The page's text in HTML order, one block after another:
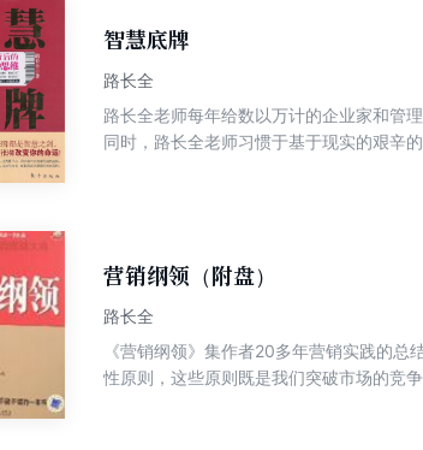
智慧底牌
路长全
路长全老师每年给数以万计的企业家和管
同时，路长全老师习惯于基于现实的艰辛的思考和探索。 《智慧底牌》就是作者将
营销纲领（附盘）
路长全
《营销纲领》集作者20多年营销实践的
性原则，这些原则既是我们突破市场的竞